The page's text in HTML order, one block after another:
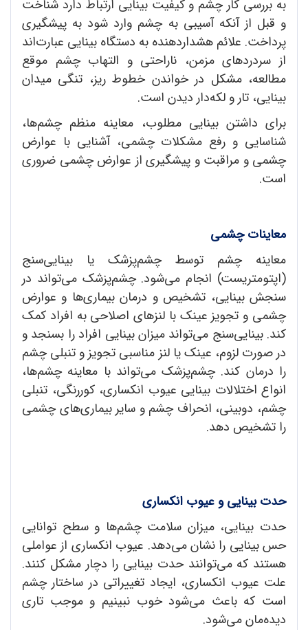
به بررسی کار چشم و کیفیت بینایی ارتباط دارد شناخت
و قبل از آنکه آسیبی به چشم وارد شود به پیشگیری
پرداخت. علائم هشداردهنده به دستگاه بینایی عبارت‌اند
از سردردهای مزمن، ناراحتی و التهاب چشم موقع
مطالعه، مشکل در خواندن خطوط ریز، تنگی میدان
بینایی، تار و لکه‌دار دیدن است.
برای داشتن بینایی مطلوب، معاینه منظم چشم‌ها،
شناسایی و رفع مشکلات چشمی، آشنایی با عوارض
چشمی و مراقبت و پیشگیری از عوارض چشمی ضروری
است.
معاینات چشمی
معاینه چشم توسط چشم‌پزشک یا بینایی‌سنج
(اپتومتریست) انجام می‌شود. چشم‌پزشک می‌تواند در
سنجش بینایی، تشخیص و درمان بیماری‌ها و عوارض
چشمی و تجویز عینک با لنزهای اصلاحی به افراد کمک
کند. بینایی‌سنج می‌تواند میزان بینایی افراد را بسنجد و
در صورت لزوم، عینک یا لنز مناسبی تجویز و تنبلی چشم
را درمان کند. چشم‌پزشک می‌تواند با معاینه چشم‌ها،
انواع اختلالات بینایی عیوب انکساری، کوررنگی، تنبلی
چشم، دوبینی، انحراف چشم و سایر بیماری‌های چشمی
را تشخیص دهد.
حدت بینایی و عیوب انکساری
حدت بینایی، میزان سلامت چشم‌ها و سطح توانایی
حس بینایی را نشان می‌دهد. عیوب انکساری از عواملی
هستند که می‌توانند حدت بینایی را دچار مشکل کنند.
علت عیوب انکساری، ایجاد تغییراتی در ساختار چشم
است که باعث می‌شود خوب نبینیم و موجب تاری
دیده‌مان می‌شود.